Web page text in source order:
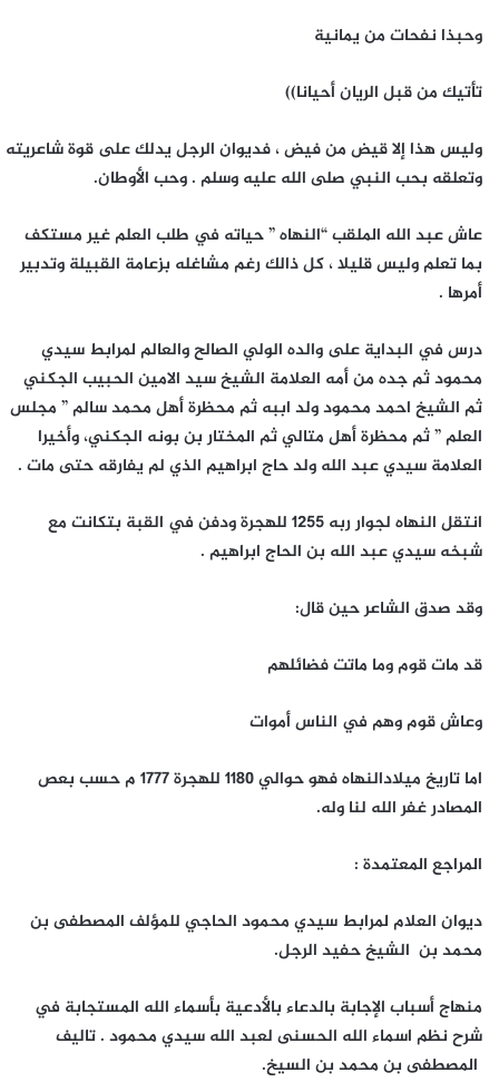
وحبذا نفحات من يمانية
تأتيك من قبل الريان أحيانا))
وليس هذا إلا قيض من فيض ، فديوان الرجل يدلك على قوة شاعريته
وتعلقه بحب النبي صلى الله عليه وسلم . وحب الأوطان.
عاش عبد الله الملقب “النهاه ” حياته في طلب العلم غير مستكف
بما تعلم وليس قليلا ، كل ذالك رغم مشاغله بزعامة القبيلة وتدبير
أمرها .
درس في البداية على والده الولي الصالح والعالم لمرابط سيدي
محمود ثم جده من أمه العلامة الشيخ سيد الامين الحبيب الجكني
ثم الشيخ احمد محمود ولد اببه ثم محظرة أهل محمد سالم ” مجلس
العلم ” ثم محظرة أهل متالي ثم المختار بن بونه الجكني، وأخيرا
العلامة سيدي عبد الله ولد حاج ابراهيم الذي لم يفارقه حتى مات .
انتقل النهاه لجوار ربه 1255 للهجرة ودفن في القبة بتكانت مع
شبخه سيدي عبد الله بن الحاج ابراهيم .
وقد صدق الشاعر حين قال:
قد مات قوم وما ماتت فضائلهم
وعاش قوم وهم في الناس أموات
اما تاريخ ميلادالنهاه فهو حوالي 1180 للهجرة 1777 م حسب بعص
المصادر غفر الله لنا وله.
المراجع المعتمدة :
ديوان العلام لمرابط سيدي محمود الحاجي للمؤلف المصطفى بن
محمد بن الشيخ حفيد الرجل.
منهاج أسباب الإجابة بالدعاء بالأدعية بأسماء الله المستجابة في
شرح نظم اسماء الله الحسنى لعبد الله سيدي محمود . تاليف
المصطفى بن محمد بن السيخ.